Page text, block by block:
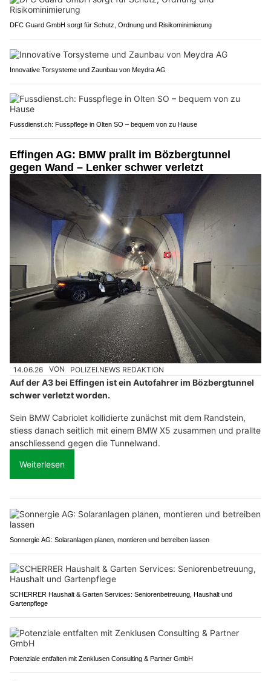
DFC Guard GmbH sorgt für Schutz, Ordnung und Risikominimierung
Innovative Torsysteme und Zaunbau von Meydra AG
Fussdienst.ch: Fusspflege in Olten SO – bequem von zu Hause
Effingen AG: BMW prallt im Bözbergtunnel
gegen Wand – Lenker schwer verletzt
14.06.26 VON POLIZEI.NEWS REDAKTION
Auf der A3 bei Effingen ist ein Autofahrer im Bözbergtunnel
schwer verletzt worden.
Sein BMW Cabriolet kollidierte zunächst mit dem Randstein,
stiess danach seitlich mit einem BMW X5 zusammen und prallte
anschliessend gegen die Tunnelwand.
Weiterlesen
Sonnergie AG: Solaranlagen planen, montieren und betreiben lassen
SCHERRER Haushalt & Garten Services: Seniorenbetreuung, Haushalt und
Gartenpflege
Potenziale entfalten mit Zenklusen Consulting & Partner GmbH